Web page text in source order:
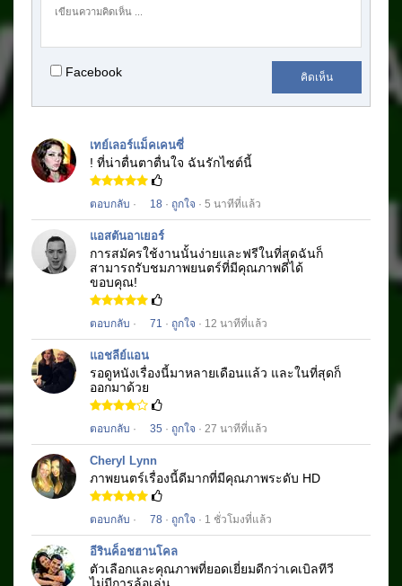
Facebook คิดเห็น
เทย์เลอร์แม็คเคนซี่
! ที่น่าตื่นตาตื่นใจ ฉันรักไซต์นี้
ตอบกลับ · 18 · ถูกใจ · 5 นาทีที่แล้ว
แอสตันอาเยอร์
การสมัครใช้งานนั้นง่ายและฟรีในที่สุดฉันก็
สามารถรับชมภาพยนตร์ที่มีคุณภาพดีได้
ขอบคุณ!
ตอบกลับ · 71 · ถูกใจ · 12 นาทีที่แล้ว
แอชลีย์แอน
รอดูหนังเรื่องนี้มาหลายเดือนแล้ว และในที่สุดก็
ออกมาด้วย
ตอบกลับ · 35 · ถูกใจ · 27 นาทีที่แล้ว
Cheryl Lynn
ภาพยนตร์เรื่องนี้ดีมากที่มีคุณภาพระดับ HD
ตอบกลับ · 78 · ถูกใจ · 1 ชั่วโมงที่แล้ว
อีรินค็อชฮานโคล
ตัวเลือกและคุณภาพที่ยอดเยี่ยมดีกว่าเคเบิลทีวี